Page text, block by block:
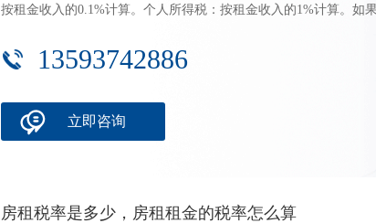
按租金收入的0.1%计算。个人所得税：按租金收入的1%计算。如
13593742886
立即咨询
房租税率是多少，房租租金的税率怎么算